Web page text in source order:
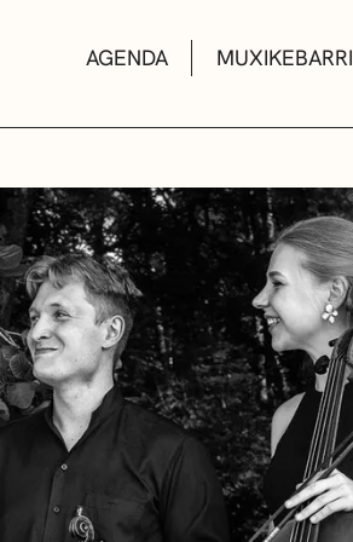
AGENDA MUXIKEBARRI
ETXEAK
ESKOLA